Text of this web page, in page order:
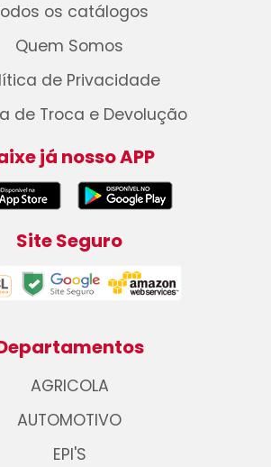
os catálogos
Quem Somos
de Privacidade
de Troca e Devolução
já nosso APP
Site Seguro
AGRICOLA
AUTOMOTIVO
EPI'S